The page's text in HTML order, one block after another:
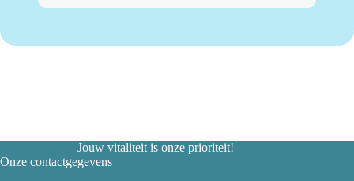
Jouw vitaliteit is onze prioriteit!
Onze contactgegevens